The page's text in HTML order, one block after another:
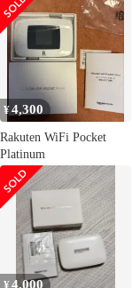
¥4,300
Rakuten WiFi Pocket
Platinum
4,000